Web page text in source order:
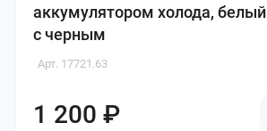
аккумулятором холода, белый
с черным
Арт. 17721.63
1 200 ₽